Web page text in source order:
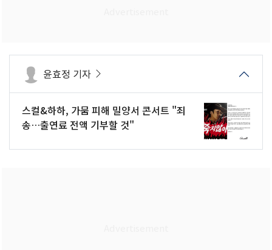
윤효정 기자
스컬&하하, 가뭄 피해 밀양서 콘서트 "죄
송…출연료 전액 기부할 것"